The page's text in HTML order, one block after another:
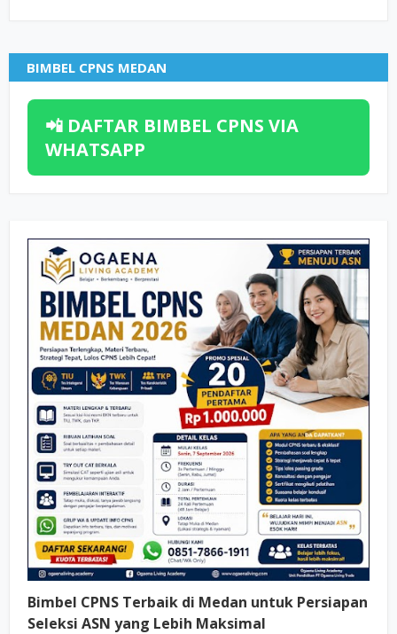
BIMBEL CPNS MEDAN
📲 DAFTAR BIMBEL CPNS VIA
WHATSAPP
Bimbel CPNS Terbaik di Medan untuk Persiapan
Seleksi ASN yang Lebih Maksimal